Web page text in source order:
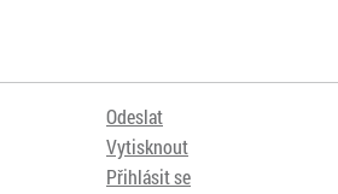
Odeslat
Vytisknout
Přihlásit se